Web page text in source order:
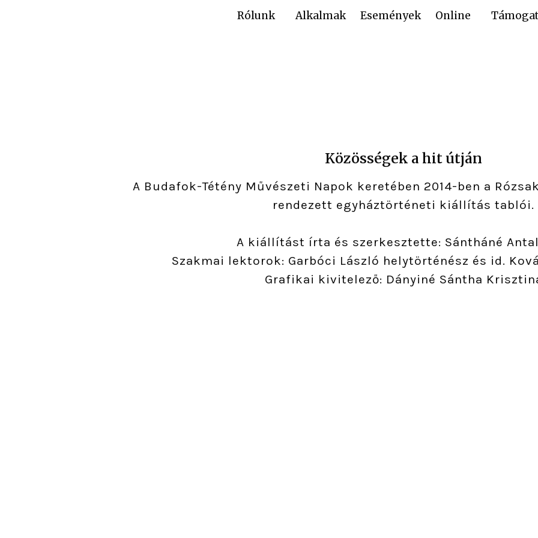
Rólunk Alkalmak Események Online
Közösségek a hit útján
A Budafok-Tétény Művészeti Napok keretében 2014-ben a
rendezett egyháztörténeti kiállítás tablói.
A kiállítást írta és szerkesztette: Sántháné
Szakmai lektorok: Garbóci László helytörténész és id.
Grafikai kivitelező: Dányiné Sántha